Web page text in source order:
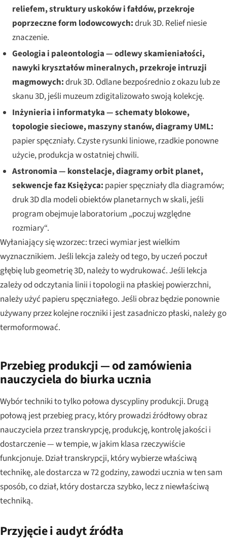
reliefem, struktury uskoków i fałdów, przekroje
poprzeczne form lodowcowych:druk 3D. Relief niesie
znaczenie.
Geologia i paleontologia — odlewy skamieniałości,
nawyki kryształów mineralnych, przekroje intruzji
magmowych:druk 3D. Odlane bezpośrednio z okazu lub ze
skanu 3D, jeśli muzeum zdigitalizowało swoją kolekcję.
Inżynieria i informatyka — schematy blokowe,
topologie sieciowe, maszyny stanów, diagramy UML:
papier spęczniały. Czyste rysunki liniowe, rzadkie ponowne
użycie, produkcja w ostatniej chwili.
Astronomia — konstelacje, diagramy orbit planet,
sekwencje faz Księżyca: papier spęczniały dla diagramów;
druk 3D dla modeli obiektów planetarnych w skali, jeśli
program obejmuje laboratorium „poczuj względne
rozmiary“.
Wyłaniający się wzorzec: trzeci wymiar jest wielkim
wyznacznikiem. Jeśli lekcja zależy od tego, by uczeń poczuł
głębię lub geometrię 3D, należy to wydrukować. Jeśli lekcja
zależy od odczytania linii i topologii na płaskiej powierzchni,
należy użyć papieru spęczniałego. Jeśli obraz będzie ponownie
używany przez kolejne roczniki i jest zasadniczo płaski, należy go
termoformować.
Przebieg produkcji — od zamówienia
nauczyciela do biurka ucznia
Wybór techniki to tylko połowa dyscypliny produkcji. Drugą
połową jest przebieg pracy, który prowadzi źródłowy obraz
nauczyciela przez transkrypcję, produkcję, kontrolę jakości i
dostarczenie — w tempie, w jakim klasa rzeczywiście
funkcjonuje. Dział transkrypcji, który wybierze właściwą
technikę, ale dostarcza w 72 godziny, zawodzi ucznia w ten sam
sposób, co dział, który dostarcza szybko, lecz z niewłaściwą
techniką.
Przyjęcie i audyt źródła